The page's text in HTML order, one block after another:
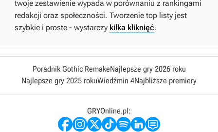
twoje zestawienie wypada w porównaniu z rankingami
redakcji oraz społeczności. Tworzenie top listy jest
szybkie i proste - wystarczy kilka kliknięć.
Poradnik Gothic RemakeNajlepsze gry 2026 roku
Najlepsze gry 2025 rokuWiedźmin 4Najbliższe premiery
GRYOnline.pl: